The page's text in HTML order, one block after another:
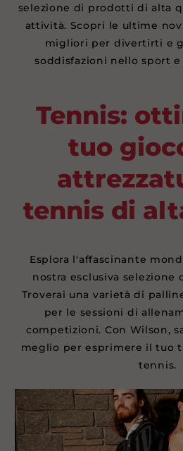
selezione di prodotti di alta
attività. Scopri le ultime
migliori per divertirti e
soddisfazioni nello sport
Tennis:
tuo
tennis di
Esplora l'affascinante
nostra esclusiva
Troverai una varietà di
per le sessioni di
competizioni. Con Wilson,
meglio per esprimere il tuo
tennis.